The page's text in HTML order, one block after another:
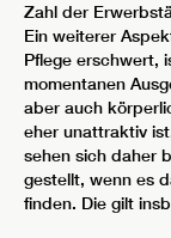
Zahl der
Ein weiterer
Pflege erschwert,
momentanen
aber auch
eher unattraktiv
sehen sich daher
gestellt, wenn es
finden. Die gilt